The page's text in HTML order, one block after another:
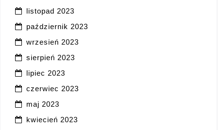
listopad 2023
październik 2023
wrzesień 2023
sierpień 2023
lipiec 2023
czerwiec 2023
maj 2023
kwiecień 2023